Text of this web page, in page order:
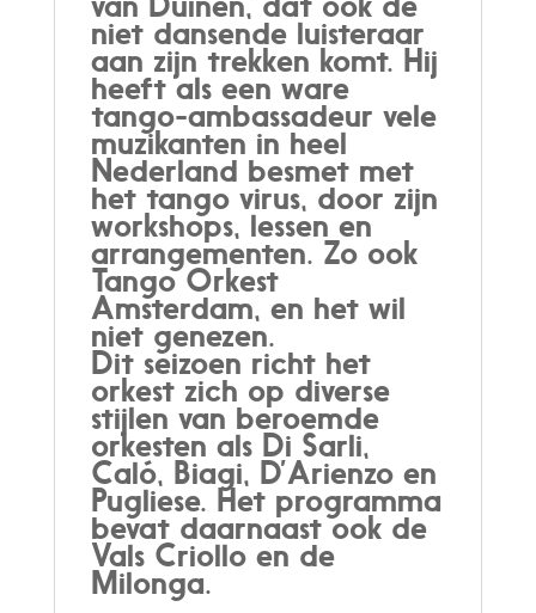
niet dansende luisteraar
aan zijn trekken komt. Hij
heeft als een ware
tango-ambassadeur vele
muzikanten in heel
Nederland besmet met
het tango virus, door zijn
workshops, lessen en
arrangementen. Zo ook
Tango Orkest
Amsterdam, en het wil
niet genezen.
Dit seizoen richt het
orkest zich op diverse
stijlen van beroemde
orkesten als Di Sarli,
Caló, Biagi, D’Arienzo en
Pugliese. Het programma
bevat daarnaast ook de
Vals Criollo en de
Milonga.